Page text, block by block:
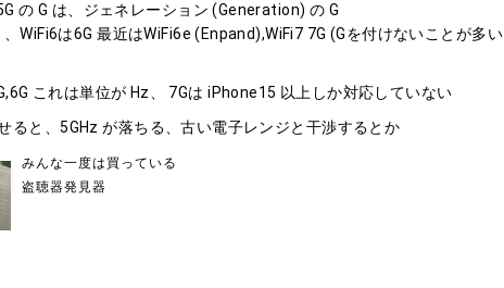
の G は、ジェネレーション (Generation) の G
WiFi6は6G 最近はWiFi6e (Enpand),WiFi7 7G (Gを付けないことが多い
これは単位が Hz、 7Gは iPhone15 以上しか対応していない
ると、5GHz が落ちる、古い電子レンジと干渉するとか
みんな一度は買っている
盗聴器発見器